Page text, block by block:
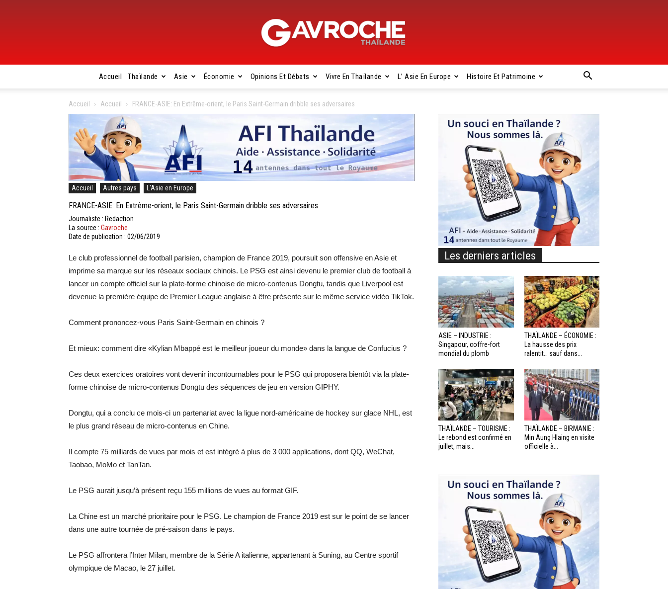
Gavroche
Thaïlande
Accueil Thaïlande Asie Économie Opinions Et Débats Vivre En Thaïlande L’ Asie En Europe Histoire Et Patrimoine
Accueil Accueil FRANCE-ASIE: En Extrême-orient, le Paris Saint-Germain dribble ses adversaires
Accueil Autres pays L'Asie en Europe
FRANCE-ASIE: En Extrême-orient, le Paris Saint-Germain dribble ses adversaires
Journaliste : Redaction
La source : Gavroche
Date de publication : 02/06/2019
Le club professionnel de football parisien, champion de France 2019, poursuit son offensive en Asie et
imprime sa marque sur les réseaux sociaux chinois. Le PSG est ainsi devenu le premier club de football à
lancer un compte officiel sur la plate-forme chinoise de micro-contenus Dongtu, tandis que Liverpool est
devenue la première équipe de Premier League anglaise à être présente sur le même service vidéo TikTok.
Comment prononcez-vous Paris Saint-Germain en chinois ?
Et mieux: comment dire «Kylian Mbappé est le meilleur joueur du monde» dans la langue de Confucius ?
Ces deux exercices oratoires vont devenir incontournables pour le PSG qui proposera bientôt via la plate-
forme chinoise de micro-contenus Dongtu des séquences de jeu en version GIPHY.
Dongtu, qui a conclu ce mois-ci un partenariat avec la ligue nord-américaine de hockey sur glace NHL, est
le plus grand réseau de micro-contenus en Chine.
Il compte 75 milliards de vues par mois et est intégré à plus de 3 000 applications, dont QQ, WeChat,
Taobao, MoMo et TanTan.
Le PSG aurait jusqu’à présent reçu 155 millions de vues au format GIF.
La Chine est un marché prioritaire pour le PSG. Le champion de France 2019 est sur le point de se lancer
dans une autre tournée de pré-saison dans le pays.
Le PSG affrontera l’Inter Milan, membre de la Série A italienne, appartenant à Suning, au Centre sportif
olympique de Macao, le 27 juillet.
Les derniers articles
ASIE – INDUSTRIE :
Singapour, coffre-fort
mondial du plomb
THAÏLANDE – ÉCONOMIE :
La hausse des prix
ralentit… sauf dans...
THAÏLANDE – TOURISME :
Le rebond est confirmé en
juillet, mais...
THAÏLANDE – BIRMANIE :
Min Aung Hlaing en visite
officielle à...